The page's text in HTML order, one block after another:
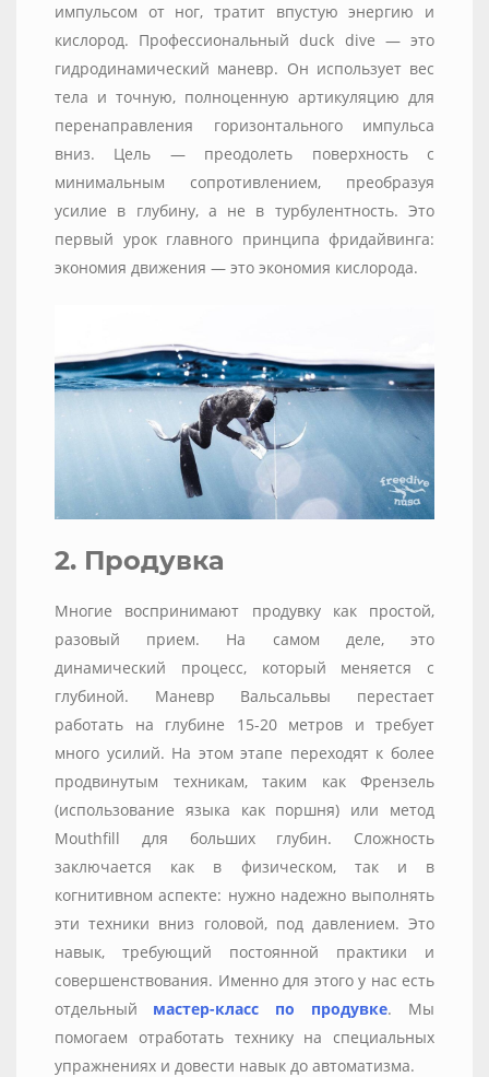
импульсом от ног, тратит впустую энергию и
кислород. Профессиональный duck dive — это
гидродинамический маневр. Он использует вес
тела и точную, полноценную артикуляцию для
перенаправления горизонтального импульса
вниз. Цель — преодолеть поверхность с
минимальным сопротивлением, преобразуя
усилие в глубину, а не в турбулентность. Это
первый урок главного принципа фридайвинга:
экономия движения — это экономия кислорода.
2. Продувка
Mногие воспринимают продувку как простой,
разовый прием. На самом деле, это
динамический процесс, который меняется с
глубиной. Маневр Вальсальвы перестает
работать на глубине 15-20 метров и требует
много усилий. На этом этапе переходят к более
продвинутым техникам, таким как Френзель
(использование языка как поршня) или метод
Mouthfill для больших глубин. Сложность
заключается как в физическом, так и в
когнитивном аспекте: нужно надежно выполнять
эти техники вниз головой, под давлением. Это
навык, требующий постоянной практики и
совершенствования. Именно для этого у нас есть
отдельный мастер-класс по продувке. Мы
помогаем отработать технику на специальных
упражнениях и довести навык до автоматизма.